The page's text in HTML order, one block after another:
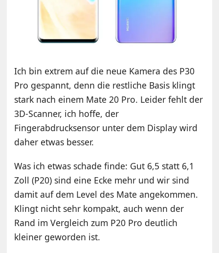
Ich bin extrem auf die neue Kamera des P30
Pro gespannt, denn die restliche Basis klingt
stark nach einem Mate 20 Pro. Leider fehlt der
3D-Scanner, ich hoffe, der
Fingerabdrucksensor unter dem Display wird
daher etwas besser.
Was ich etwas schade finde: Gut 6,5 statt 6,1
Zoll (P20) sind eine Ecke mehr und wir sind
damit auf dem Level des Mate angekommen.
Klingt nicht sehr kompakt, auch wenn der
Rand im Vergleich zum P20 Pro deutlich
kleiner geworden ist.